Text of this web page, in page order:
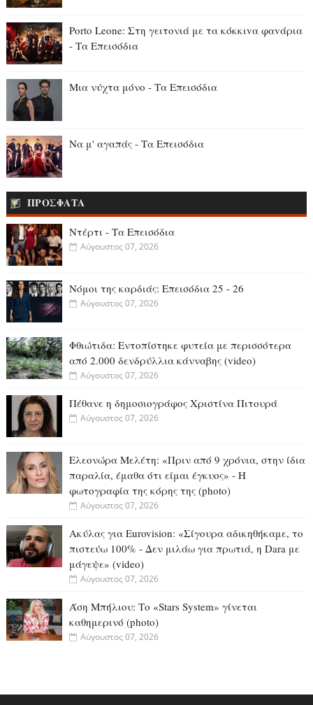
Porto Leone: Στη γειτονιά με τα κόκκιvα φαvάρια
- Τα Επεισόδια
Μια νύχτα μόνο - Τα Επεισόδια
Να μ' αγαπάς - Τα Επεισόδια
ΠΡΟΣΦΑΤΑ
Ντέρτι - Τα Επεισόδια
Αύγουστος 07, 2026
Νόμοι της καρδιάς: Επεισόδια 25 - 26
Αύγουστος 07, 2026
Φθιώτιδα: Εντοπίστηκε φυτεία με περισσότερα
από 2.000 δενδρύλλια κάνναβης (video)
Αύγουστος 07, 2026
Πέθανε η δημοσιογράφος Χριστίνα Πιτουρά
Αύγουστος 07, 2026
Ελεονώρα Μελέτη: «Πριν από 9 χρόνια, στην ίδια
παραλία, έμαθα ότι είμαι έγκυος» - Η
φωτογραφία της κόρης της (photo)
Αύγουστος 07, 2026
Ακύλας για Eurovision: «Σίγουρα αδικηθήκαμε, το
πιστεύω 100% - Δεν μιλάω για πρωτιά, η Dara με
μάγεψε» (video)
Αύγουστος 07, 2026
Άση Μπήλιου: Το «Stars System» γίνεται
καθημερινό (photo)
Αύγουστος 07, 2026